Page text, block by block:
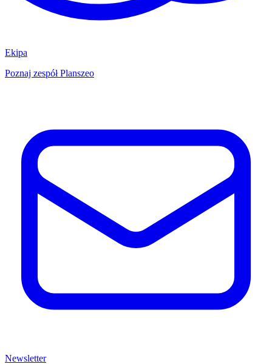
Ekipa
Poznaj zespół Planszeo
Newsletter